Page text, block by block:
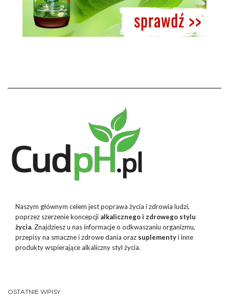
Naszym głównym celem jest poprawa życia i zdrowia ludzi,
poprzez szerzenie koncepcji alkalicznego i zdrowego stylu
życia. Znajdziesz u nas informacje o odkwaszaniu organizmu,
przepisy na smaczne i zdrowe dania oraz suplementyi inne
produkty wspierające alkaliczny styl życia.
OSTATNIE WPISY